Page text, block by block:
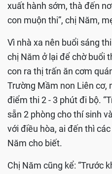
xuất hành sớm, thà đến
con muộn thi”, chị Năm,
Vì nhà xa nên buổi sáng
chị Năm ở lại để chờ buổi
con ra thị trấn ăn cơm
Trường Mầm non Liên cơ,
điểm thi 2 - 3 phút đi bộ.
sẵn 2 phòng cho thí sinh
với điều hòa, ai đến thì
Năm cho biết.
Chị Năm cũng kể: “Trước